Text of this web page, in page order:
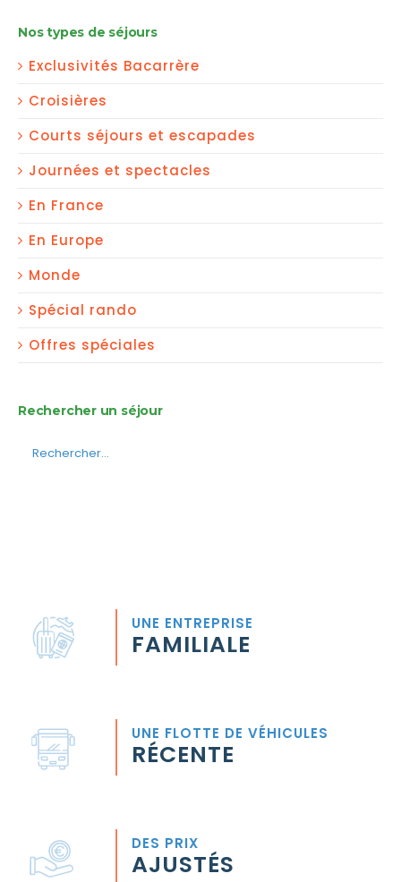
GROUPE
Nos types de séjours
Exclusivités Bacarrère
Croisières
Courts séjours et escapades
Journées et spectacles
En France
En Europe
Monde
Spécial rando
Offres spéciales
Rechercher un séjour
UNE ENTREPRISE
FAMILIALE
UNE FLOTTE DE VÉHICULES
RÉCENTE
DES PRIX
AJUSTÉS